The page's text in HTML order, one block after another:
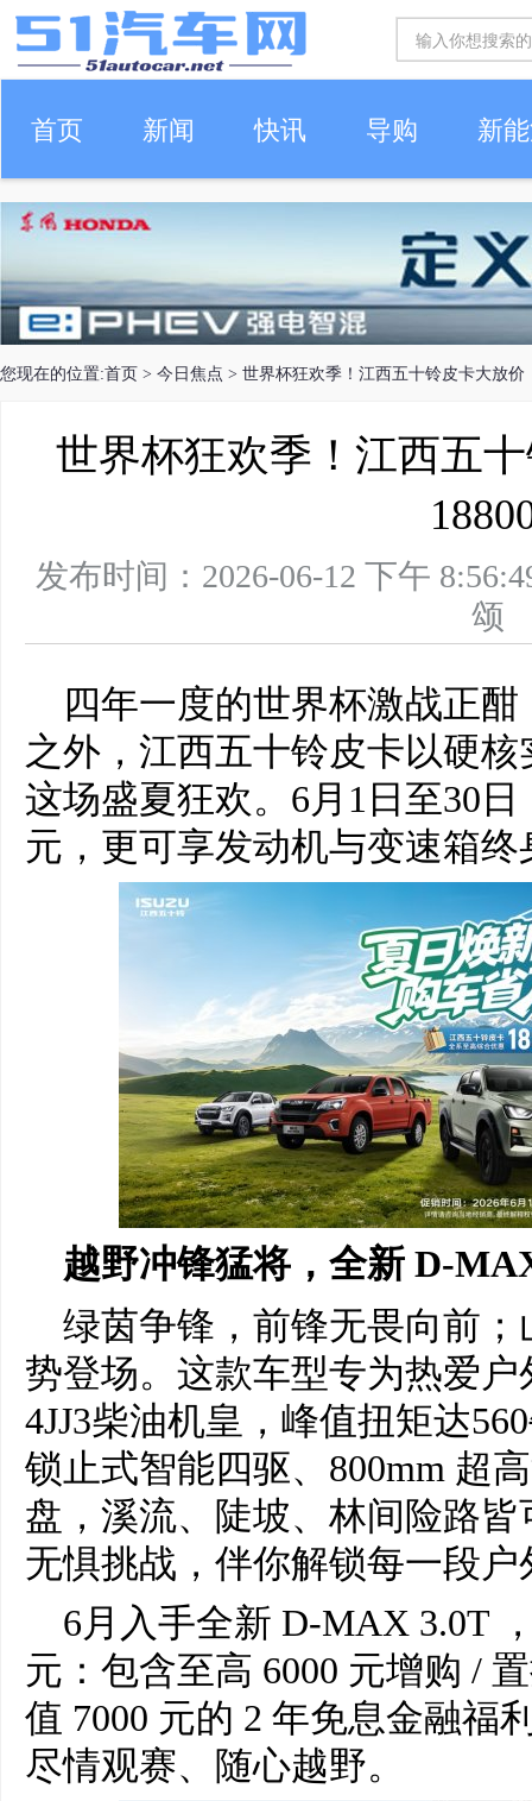
首页 新闻 快讯 导购 新
车生活
您现在的位置:首页 > 今日焦点 > 世界杯狂欢季！江西五十铃皮卡大放价
世界杯狂欢季！江西五
发布时间：2026-06-12 下午
四年一度的世界杯激战正
之外，江西五十铃皮卡以硬
这场盛夏狂欢。6月1日至30
元，更可享发动机与变速箱
越野冲锋猛将，全新 D-
绿茵争锋，前锋无畏向前
势登场。这款车型专为热爱
4JJ3柴油机皇，峰值扭矩达
锁止式智能四驱、800mm 超
盘，溪流、陡坡、林间险路
无惧挑战，伴你解锁每一段户
6月入手全新 D-MAX 3.0T
元：包含至高 6000 元增购 /
值 7000 元的 2 年免息金融福
尽情观赛、随心越野。